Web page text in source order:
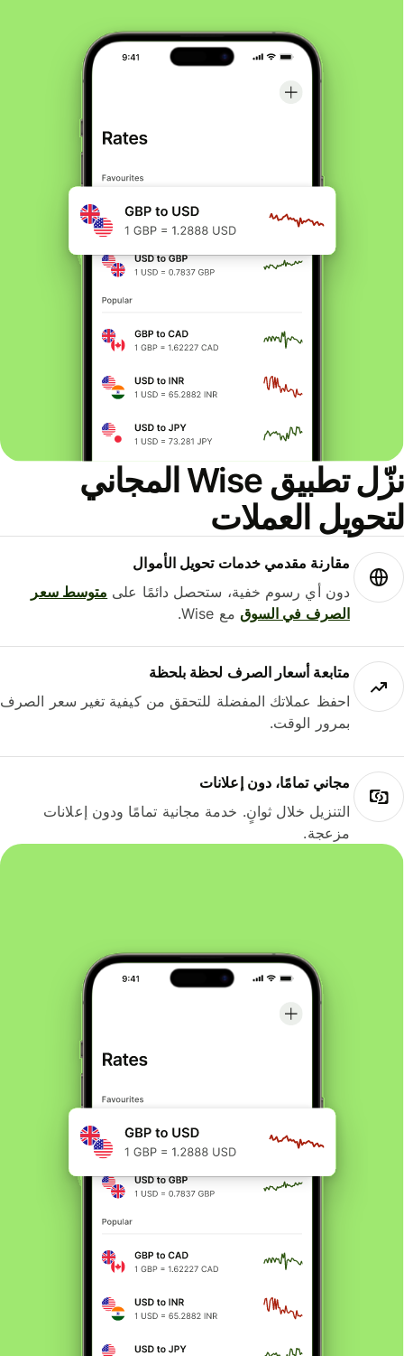
نزّل تطبيق Wise المجاني
العملات
مقارنة مقدمي خدمات تحويل الأموال
دون أي رسوم خفية، ستحصل دائمًا علىمتوسط ​​سعر
الصرف في السوقمع Wise.
متابعة أسعار الصرف لحظة بلحظة
احفظ عملاتك المفضلة للتحقق من كيفية تغير سعر الصرف
بمرور الوقت.
مجاني تمامًا، دون إعلانات
التنزيل خلال ثوانٍ. خدمة مجانية تمامًا ودون إعلانات
مزعجة.